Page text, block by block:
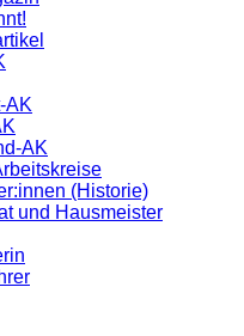
AK
AK
(Historie)
und Hausmeister